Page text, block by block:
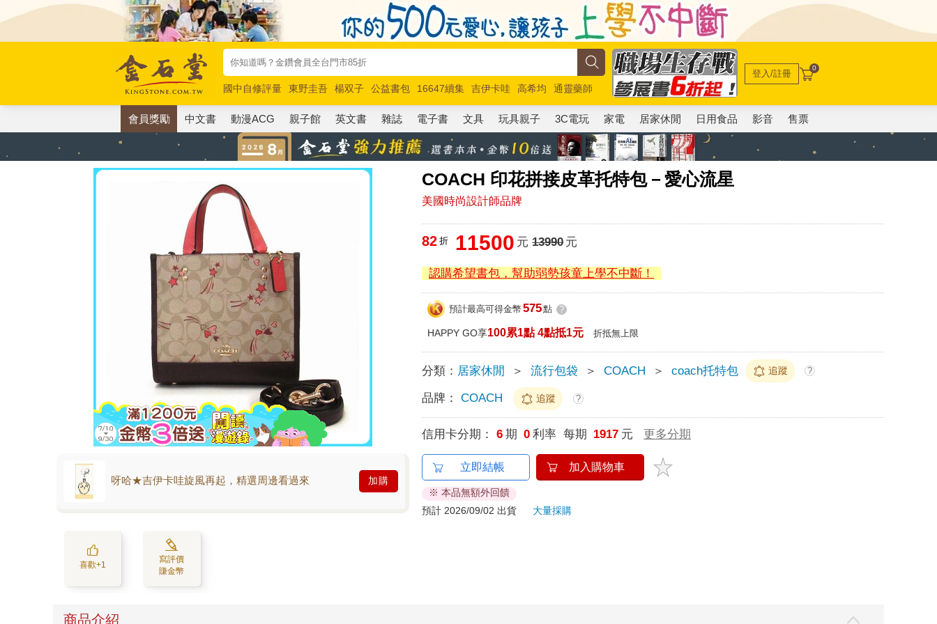
國中自修評量 東野圭吾 楊双子 公益書包 16647續集 吉伊卡哇 高希均
通靈藥師
唯紅花綻放
奧德賽 路邊攤新作 馬斯克 玩具總動員5 超慢跑
登入/註冊 0
會員獎勵 中文書 動漫ACG 親子館 英文書 雜誌 電子書 文具 玩具親子 3C電玩 家電 居家休閒 日用食品 影音 售票
COACH 印花拼接皮革托特包－愛心流星
美國時尚設計師品牌
呀哈★吉伊卡哇旋風再起，精選周邊看過來 加購
喜歡+1
寫評價
賺金幣
82 折 11500 元 13990元
認購希望書包，幫助弱勢孩童上學不中斷！
預計最高可得金幣 575點 ?
HAPPY GO享100累1點 4點抵1元 折抵無上限
分類： 居家休閒 ＞ 流行包袋 ＞ COACH ＞ coach托特包 追蹤 ?
品牌： COACH 追蹤 ?
信用卡分期： 6 期 0 利率 每期 1917 元 更多分期
立即結帳 加入購物車
※ 本品無額外回饋
預計 2026/09/02 出貨
大量採購
商品介紹